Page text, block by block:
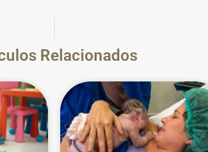
Relacionados